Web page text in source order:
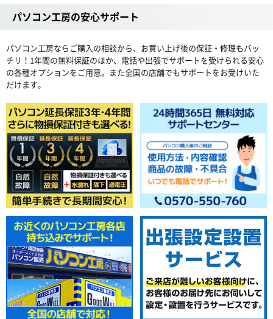
パソコン工房の安心サポート
パソコン工房ならご購入の相談から、お買い上げ後の保証・修理もバッ
チリ！1年間の無料保証のほか、電話や出張でサポートを受けられる安心
の各種オプションをご用意。また全国の店舗でもサポートをお受けいた
だけます。